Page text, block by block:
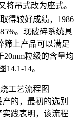
将吊式改为座式。
得较好成绩，1986
。现破碎系统具
筛上产品可以满足
20mm粒级的含量均
14。
的，最初的选别
践表明，该流程